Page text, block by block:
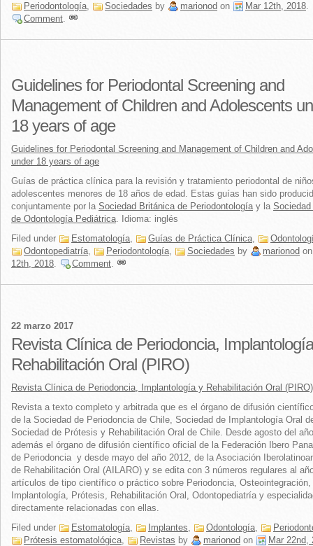
Periodontología, Sociedades by marionod on Mar 12th, 2018.
Comment.
Guidelines for Periodontal Screening and
Management of Children and Adolescents
18 years of age
Guidelines for Periodontal Screening and Management of Children and
under 18 years of age
Guías de práctica clínica para la revisión y tratamiento periodontal de
adolescentes menores de 18 años de edad. Estas guías han sido
conjuntamente por la Sociedad Británica de Periodontologíay la
de Odontología Pediátrica. Idioma: inglés
Filed under
Estomatología, Guías de Práctica Clínica,
Odontopediatría, Periodontología, Sociedades by marionod
12th, 2018. Comment.
22 marzo 2017
Revista Clínica de Periodoncia,
Rehabilitación Oral (PIRO)
Revista Clínica de Periodoncia, Implantología y Rehabilitación Oral (PIRO)
Revista a texto completo y arbitrada que es el órgano de difusión
de la Sociedad de Periodoncia de Chile, Sociedad de Implantología Oral
Sociedad de Prótesis y Rehabilitación Oral de Chile. Desde agosto del
además el órgano de difusión científico oficial de la Federación Ibero
de Periodoncia y desde mayo del año 2012, de la Asociación
de Rehabilitación Oral (AILARO) y se edita con 3 números regulares al
artículos de tipo científico o práctico sobre Periodoncia, Osteointegración,
Implantología, Prótesis, Rehabilitación Oral, Odontopediatría y
directamente relacionadas con ellas.
Filed under
Estomatología, Implantes, Odontología,
Prótesis estomatológica, Revistas by marionod on
Mar 22nd,